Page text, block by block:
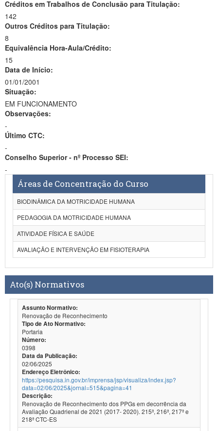
Créditos em Trabalhos de Conclusão para Titulação:
142
Outros Créditos para Titulação:
8
Equivalência Hora-Aula/Crédito:
15
Data de Início:
01/01/2001
Situação:
EM FUNCIONAMENTO
Observações:
-
Último CTC:
-
Conselho Superior - nº Processo SEI:
-
Áreas de Concentração do Curso
BIODINÂMICA DA MOTRICIDADE HUMANA
PEDAGOGIA DA MOTRICIDADE HUMANA
ATIVIDADE FÍSICA E SAÚDE
AVALIAÇÃO E INTERVENÇÃO EM FISIOTERAPIA
Ato(s) Normativos
Assunto Normativo:
Renovação de Reconhecimento
Tipo de Ato Normativo:
Portaria
Número:
0398
Data da Publicação:
02/06/2025
Endereço Eletrônico:
https://pesquisa.in.gov.br/imprensa/jsp/visualiza/index.jsp?
data=02/06/2025&jornal=515&pagina=41
Descrição:
Renovação de Reconhecimento dos PPGs em decorrência da
Avaliação Quadrienal de 2021 (2017- 2020). 215ª, 216ª, 217ª e
218ª CTC-ES